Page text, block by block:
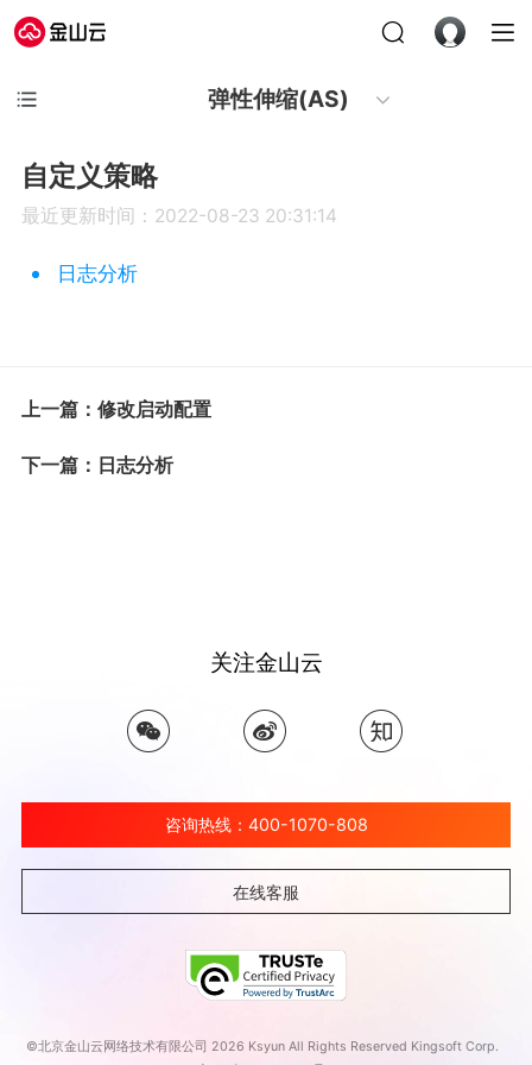
弹性伸缩(AS)
自定义策略
最近更新时间：2022-08-23 20:31:14
日志分析
上一篇：修改启动配置
下一篇：日志分析
关注金山云
咨询热线：400-1070-808
在线客服
©北京金山云网络技术有限公司 2026 Ksyun All Rights Reserved Kingsoft Corp.